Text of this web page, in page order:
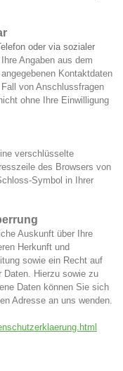
oder via sozialer
Angaben aus dem
Kontaktdaten
von Anschlussfragen
ohne Ihre Einwilligung
verschlüsselte
des Browsers von
Symbol in Ihrer
Auskunft über Ihre
Herkunft und
sowie ein Recht auf
Daten. Hierzu sowie zu
Daten können Sie sich
Adresse an uns wenden.